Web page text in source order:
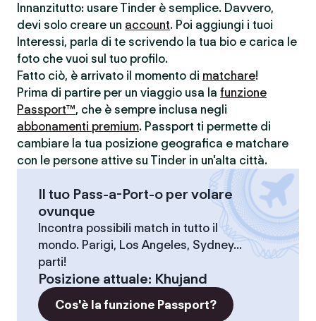
Innanzitutto: usare Tinder è semplice. Davvero,
devi solo creare un account. Poi aggiungi i tuoi
Interessi, parla di te scrivendo la tua bio e carica le
foto che vuoi sul tuo profilo.
Fatto ciò, è arrivato il momento di matchare!
Prima di partire per un viaggio usa la funzione
Passport™, che è sempre inclusa negli
abbonamenti premium. Passport ti permette di
cambiare la tua posizione geografica e matchare
con le persone attive su Tinder in un'alta città.
Il tuo Pass-a-Port-o per volare
ovunque
Incontra possibili match in tutto il
mondo. Parigi, Los Angeles, Sydney...
parti!
Posizione attuale: Khujand
Cos'è la funzione Passport?